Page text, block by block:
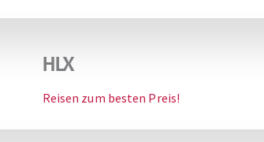
HLX
Reisen zum besten Preis!